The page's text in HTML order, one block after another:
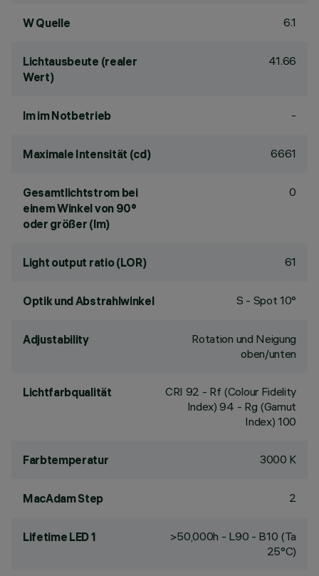
W Quelle 6.1
Lichtausbeute (realer
Wert)
41.66
lm im Notbetrieb -
Maximale Intensität (cd) 6661
Gesamtlichtstrom bei
einem Winkel von 90°
oder größer (lm)
0
Light output ratio (LOR) 61
Optik und Abstrahlwinkel S - Spot 10°
Adjustability
Rotation und Neigung
oben/unten
Lichtfarbqualität CRI 92 - Rf (Colour Fidelity
Index) 94 - Rg (Gamut
Index) 100
Farbtemperatur 3000 K
MacAdam Step 2
Lifetime LED 1
>50,000h - L90 - B10 (Ta
25°C)